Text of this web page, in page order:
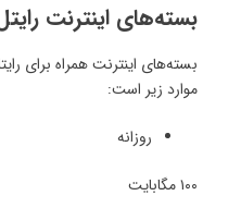
بسته‌های اینترنت
بسته‌های اینترنت همراه برای
موارد زیر است:
روزانه
۱۰۰ مگابایت